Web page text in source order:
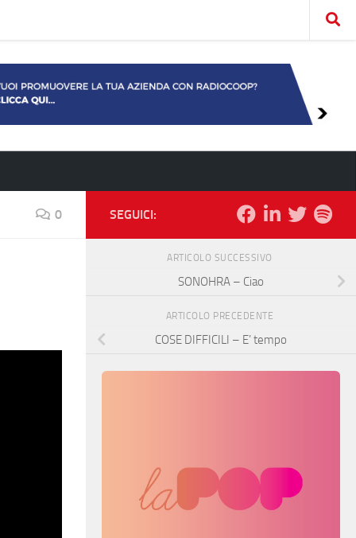
0 SEGUICI:
ARTICOLO SUCCESSIVO
SONOHRA – Ciao
ARTICOLO PRECEDENTE
COSE DIFFICILI – E’ tempo